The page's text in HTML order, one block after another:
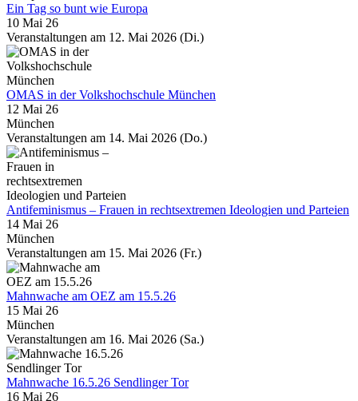
Ein Tag so bunt wie Europa
10 Mai 26
Veranstaltungen am 12. Mai 2026 (Di.)
OMAS in der Volkshochschule München
12 Mai 26
München
Veranstaltungen am 14. Mai 2026 (Do.)
Antifeminismus – Frauen in rechtsextremen Ideologien und Parteien
14 Mai 26
München
Veranstaltungen am 15. Mai 2026 (Fr.)
Mahnwache am OEZ am 15.5.26
15 Mai 26
München
Veranstaltungen am 16. Mai 2026 (Sa.)
Mahnwache 16.5.26 Sendlinger Tor
16 Mai 26